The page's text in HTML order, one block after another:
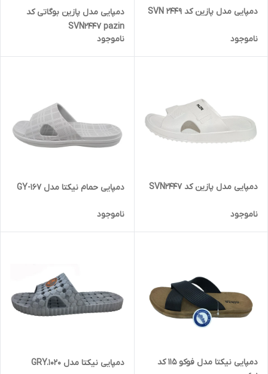
دمپایی مدل پازین کد SVN 2449
ناموجود
دمپایی مدل پازین بوگاتی کد
SVN2447 pazin
ناموجود
دمپایی مدل پازین کد SVN2447
ناموجود
دمپایی حمام نیکتا مدل 167-GY
ناموجود
دمپایی نیکتا مدل فوکو 115 کد
دمپایی نیکتا مدل GRY.1020